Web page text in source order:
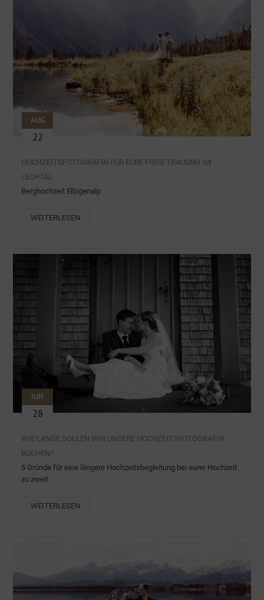
AUG
22
HOCHZEITSFOTOGRAFIN FÜR EURE FREIE TRAUUNG IM
LECHTAL
Berghochzeit Elbigenalp
WEITERLESEN
JUN
28
WIE LANGE SOLLEN WIR UNSERE HOCHZEITSFOTOGRAFIN
BUCHEN?
5 Gründe für eine längere Hochzeitsbegleitung bei eurer Hochzeit
zu zweit
WEITERLESEN